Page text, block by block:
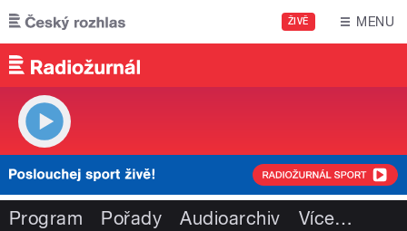
Přejít k hlavnímu obsahu
ŽIVĚ MENU
Program Pořady Audioarchiv Více…